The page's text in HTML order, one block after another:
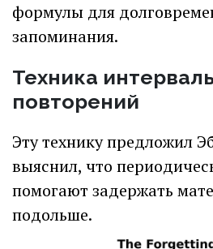
формулы для
запоминания.
Техника
повторений
Эту технику предложил
выяснил, что
помогают задержать
подольше.